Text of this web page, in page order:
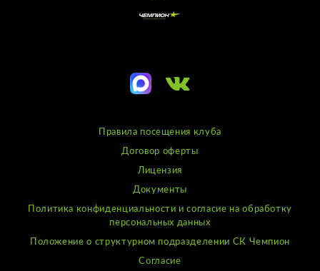
Правила посещения клуба
Договор оферты
Лицензия
Документы
Политика конфиденциальности и согласие на обработку
персональных данных
Положение о структурном подразделении СК Чемпион
Согласие